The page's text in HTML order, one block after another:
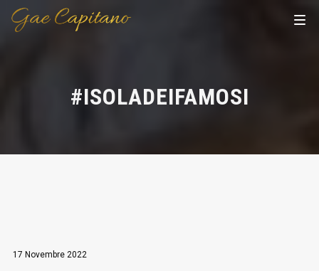
#ISOLADEIFAMOSI
17 Novembre 2022